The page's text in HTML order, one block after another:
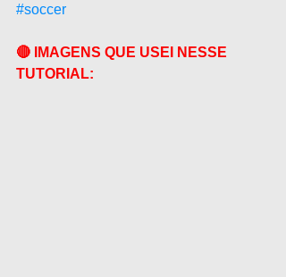
#soccer
🔴 IMAGENS QUE USEI NESSE
TUTORIAL: